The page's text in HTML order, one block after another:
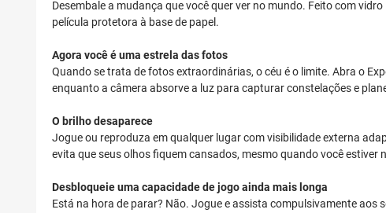
Desembale a mudança que você quer ver no mundo. Feito com
película protetora à base de papel.
Agora você é uma estrela das fotos
Quando se trata de fotos extraordinárias, o céu é o limite. Abra o
enquanto a câmera absorve a luz para capturar constelações e
O brilho desaparece
Jogue ou reproduza em qualquer lugar com visibilidade externa
evita que seus olhos fiquem cansados, mesmo quando você estiver
Desbloqueie uma capacidade de jogo ainda mais longa
Está na hora de parar? Não. Jogue e assista compulsivamente